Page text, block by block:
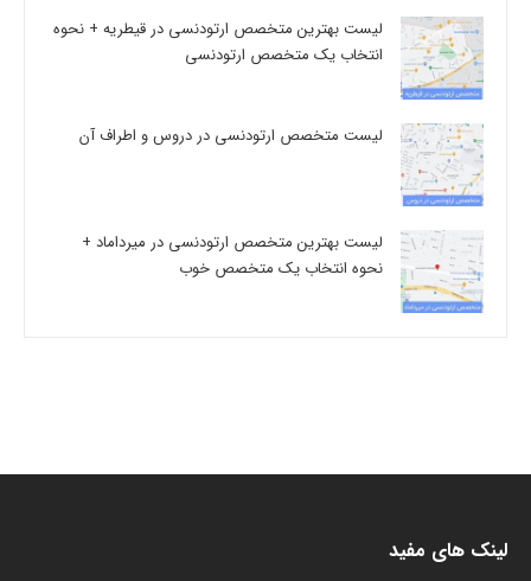
لیست بهترین متخصص ارتودنسی در قیطریه + نحوه
انتخاب یک متخصص ارتودنسی
لیست متخصص ارتودنسی در دروس و اطراف آن
لیست بهترین متخصص ارتودنسی در میرداماد +
نحوه انتخاب یک متخصص خوب
لینک های مفید